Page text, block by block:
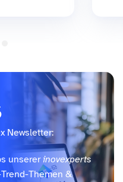
Newsletter:
unserer inovexperts
Themen &